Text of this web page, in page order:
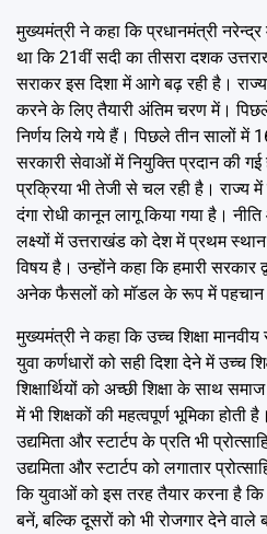
मुख्यमंत्री ने कहा कि प्रधानमंत्री नरेन्द्र
था कि 21वीं सदी का तीसरा दशक
सराकर इस दिशा में आगे बढ़ रही है।
करने के लिए तैयारी अंतिम चरण में।
निर्णय लिये गये हैं। पिछले तीन सालों में
सरकारी सेवाओं में नियुक्ति प्रदान की
प्रक्रिया भी तेजी से चल रही है। राज्य
दंगा रोधी कानून लागू किया गया है।
लक्ष्यों में उत्तराखंड को देश में प्रथम
विषय है। उन्होंने कहा कि हमारी सरकार
अनेक फैसलों को मॉडल के रूप में पहचान
मुख्यमंत्री ने कहा कि उच्च शिक्षा
युवा कर्णधारों को सही दिशा देने में उच्च
शिक्षार्थियों को अच्छी शिक्षा के साथ
में भी शिक्षकों की महत्वपूर्ण भूमिका
उद्यमिता और स्टार्टप के प्रति भी
उद्यमिता और स्टार्टप को लगातार
कि युवाओं को इस तरह तैयार करना है कि
बनें, बल्कि दूसरों को भी रोजगार देने